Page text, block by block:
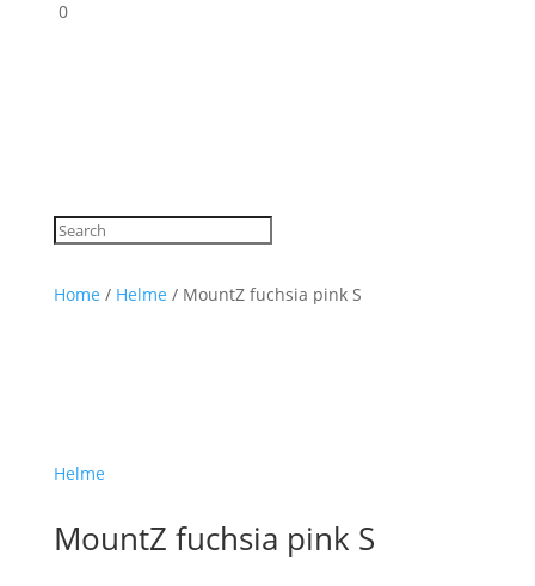
0
Home / Helme / MountZ fuchsia pink S
Helme
MountZ fuchsia pink S